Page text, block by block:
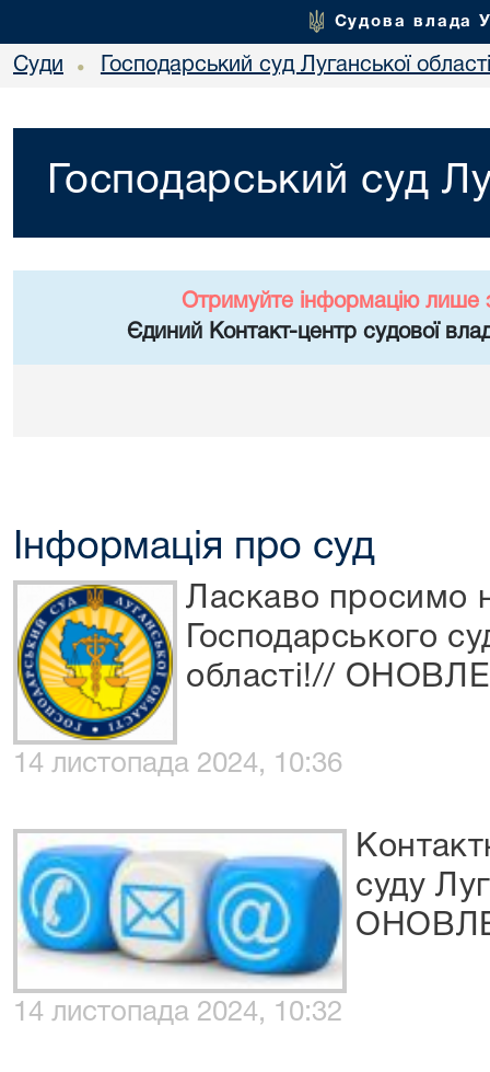
Судова влада
Суди • Господарський суд Луганської області
Господарський суд
Отримуйте інформацію лише
Єдиний Контакт-центр судової
Інформація про суд
Ласкаво просимо
Господарського
області!//
14 листопада 2024, 10:36
суду
14 листопада 2024, 10:32